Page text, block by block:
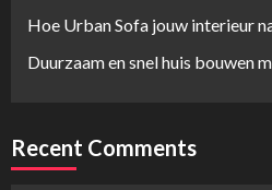
Hoe Urban Sofa jouw interieur
Duurzaam en snel huis bouwen
Recent Comments